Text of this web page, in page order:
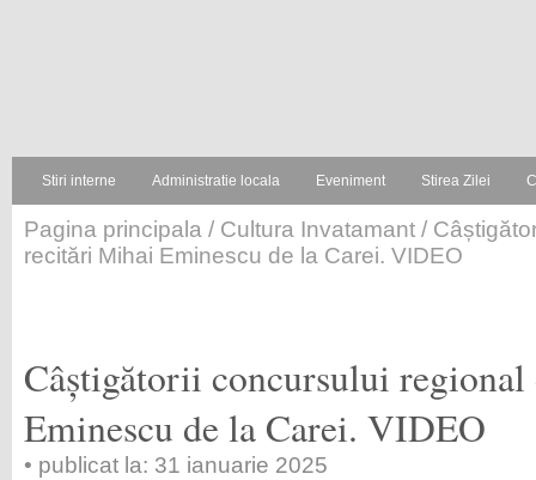
Stiri interne Administratie locala Eveniment Stirea Zilei
Pagina principala / Cultura Invatamant /
recitări Mihai Eminescu de la Carei. VIDEO
Câștigătorii concursului
Eminescu de la Carei. VIDEO
• publicat la: 31 ianuarie 2025